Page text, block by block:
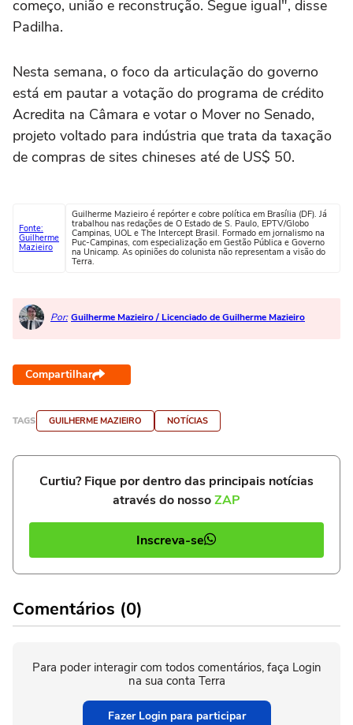
começo, união e reconstrução. Segue igual", disse
Padilha.
Nesta semana, o foco da articulação do governo
está em pautar a votação do programa de crédito
Acredita na Câmara e votar o Mover no Senado,
projeto voltado para indústria que trata da taxação
de compras de sites chineses até de US$ 50.
Fonte:
Guilherme
Mazieiro
Guilherme Mazieiro é repórter e cobre política em Brasília (DF). Já
trabalhou nas redações de O Estado de S. Paulo, EPTV/Globo
Campinas, UOL e The Intercept Brasil. Formado em jornalismo na
Puc-Campinas, com especialização em Gestão Pública e Governo
na Unicamp. As opiniões do colunista não representam a visão do
Terra.
Por: Guilherme Mazieiro / Licenciado de Guilherme Mazieiro
Compartilhar
TAGS GUILHERME MAZIEIRO NOTÍCIAS
Curtiu? Fique por dentro das principais notícias
através do nossoZAP
Inscreva-se
Comentários (0)
Para poder interagir com todos comentários, faça Login
na sua conta Terra
Fazer Login para participar